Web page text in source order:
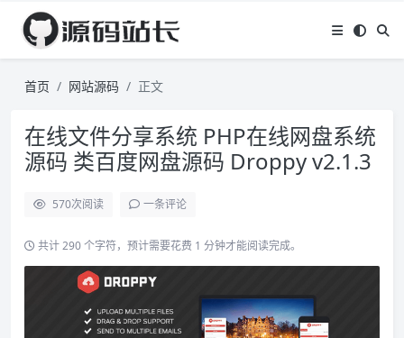
首页 网站源码 正文
在线文件分享系统 PHP在线网盘系统
源码 类百度网盘源码 Droppy v2.1.3
570次阅读 一条评论
共计 290 个字符，预计需要花费 1 分钟才能阅读完成。